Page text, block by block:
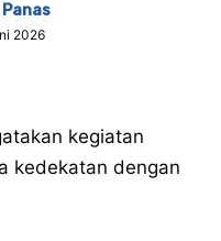
2026
kegiatan
kedekatan dengan